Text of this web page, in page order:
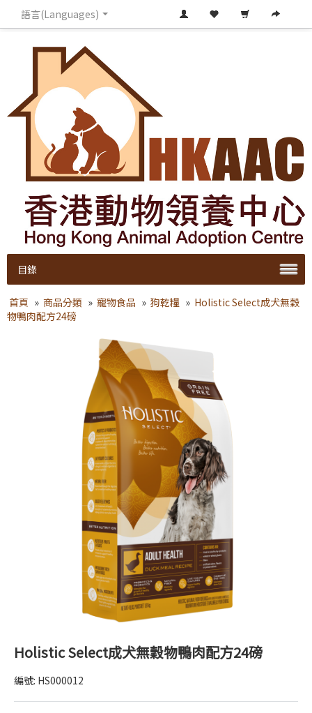
語言(Languages)
目錄
首頁 » 商品分類 » 寵物食品 » 狗乾糧 » Holistic Select成犬無穀
物鴨肉配方24磅
Holistic Select成犬無穀物鴨肉配方24磅
編號: HS000012